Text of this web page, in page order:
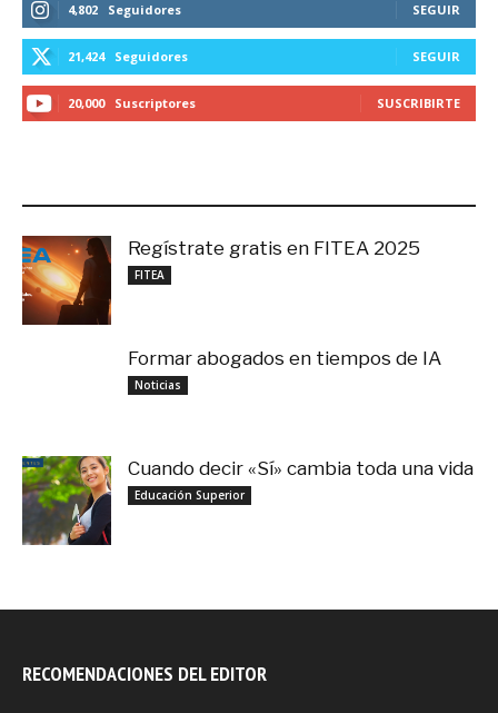
4,802 Seguidores SEGUIR
21,424 Seguidores SEGUIR
20,000 Suscriptores SUSCRIBIRTE
Regístrate gratis en FITEA 2025
FITEA
Formar abogados en tiempos de IA
Noticias
Cuando decir «Sí» cambia toda una vida
Educación Superior
RECOMENDACIONES DEL EDITOR